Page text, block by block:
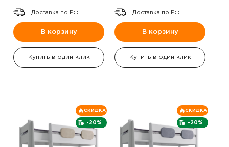
Доставка по РФ.
В корзину
Купить в один клик
Доставка по РФ.
В корзину
Купить в один клик
-20%
СКИДКА
-20%
СКИДКА